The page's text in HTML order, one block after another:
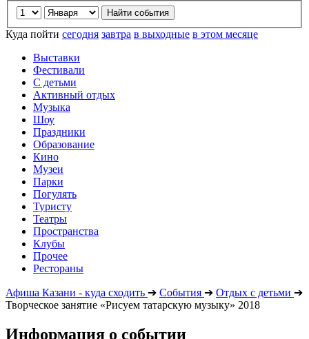
Куда пойти сегодня завтра в выходные в этом месяце
Выставки
Фестивали
С детьми
Активный отдых
Музыка
Шоу
Праздники
Образование
Кино
Музеи
Парки
Погулять
Туристу
Театры
Пространства
Клубы
Прочее
Рестораны
Афиша Казани - куда сходить ➔ События ➔ Отдых с детьми ➔
Творческое занятие «Рисуем татарскую музыку» 2018
Информация о событии